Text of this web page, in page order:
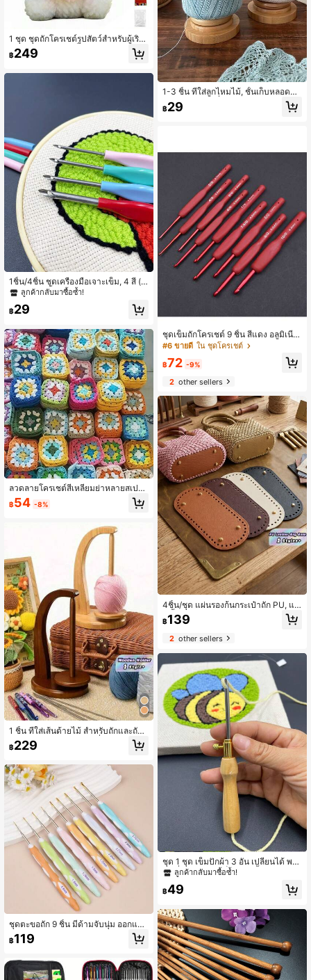
1 ชุด ชุดถักโครเชต์รูปสัตว์สำหรับผู้เริ่ม
ต้น, มีบทช่วยสอนเป็นลายลักษณ์อักษรโ
ดยละเอียด, ชุดโครเชต์ DIY รูปกระต่าย,
฿249
1ชิ้น/4ชิ้น ชุดเครื่องมือเจาะเข็ม, 4 สี (ช
มพู, เขียว, น้ำเงิน, แดง), 4 ขนาด (2.0ม
ม., 2.5มม., 3.0มม., 4.0มม.), พร้อมที่ส
นเข็ม, เหมาะสำหรับงานปักแบบ Punc
งานฝีมืออื่นๆ
ลูกค้ากลับมาซื้อซ้ำ!
฿29
ลวดลายโครเชต์สี่เหลี่ยมย่าหลายสเปค
สีสันสดใสจากด้ายฝ้าย นุ่มนวลด้วยการ
เย็บแน่นและโครงสร้างที่ทนทาน เหมาะ
ต่งผนัง และงานฝีมืออื่นๆ พาเล็ตสีที่หลา
กหลายสำหรับการตกแต่งบ้าน DIY
฿54 -8%
1 ชิ้น ที่ใส่เส้นด้ายไม้ สำหรับถักและถัก
หมุนได้ พร้อมกลไกหมุน ที่ใส่เส้นด้ายป้
องกันการพันกันและม้วน วัสดุ DIY สำห
กงานถักทอ
฿229
ชุดตะขอถัก 9 ชิ้น มีด้ามจับนุ่ม ออกแบ
บมาอย่างมีประสิทธิภาพ เหมาะสำหรับ
งานถัก งานฝีมือ ของขวัญวันหยุด (0.8
฿119
1-3 ชิ้น ที่ใส่ลูกไหมไม้, ชั้นเก็บหลอดด้า
ยแบบหมุนได้, ที่จัดระเบียบด้ายถักสำห
รับบ้าน, ที่ม้วนไหมพรมดีไซน์มินิมอล, ที่
฿29
ชุดเข็มถักโครเชต์ 9 ชิ้น สีแดง อลูมิเนีย
ม ออกแบบตามสรีรศาสตร์ พร้อมด้ามจั
บซิลิโคนกันลื่น เหมาะสำหรับผู้เริ่มต้นแ
ละมืออาชีพ เครื่องมือถัก DIY และอุปกร
#6 ขายดี ใน ชุดโครเชต์
฿72 -9%
2other sellers
4ชิ้น/ชุด แผ่นรองก้นกระเป๋าถัก PU, แผ่
นขึ้นรูปก้นกระเป๋าหนัง PU พร้อมรู, แผ่น
รองก้นกระเป๋าหนัง PU รูปรีกลม สำหรับ
ทำกระเป๋าถือ กระเป๋าสะพาย ไม่ง่ายต่อ
การเปลี่ยนรูป (สีดำ น้ำตาล คาวี่ ครีม)
฿139
2other sellers
ชุด 1 ชุด เข็มปักผ้า 3 อัน เปลี่ยนได้ พร้อ
มเครื่องช่วยเขีย เข็มปักผ้าด้้ามไม้ชุด, เ
ครื่องมือปักไขว้, เข็มงานฝีมือ DIY, อุปก
รณ์เย็บปักถักร้อยและงานฝีมือ
ลูกค้ากลับมาซื้อซ้ำ!
฿49